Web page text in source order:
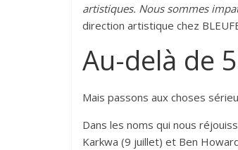
artistiques. Nous sommes
direction artistique chez
Au-delà de
Mais passons aux choses
Dans les noms qui nous
Karkwa (9 juillet) et Ben